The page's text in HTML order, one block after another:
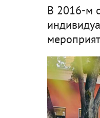
В 2016-м